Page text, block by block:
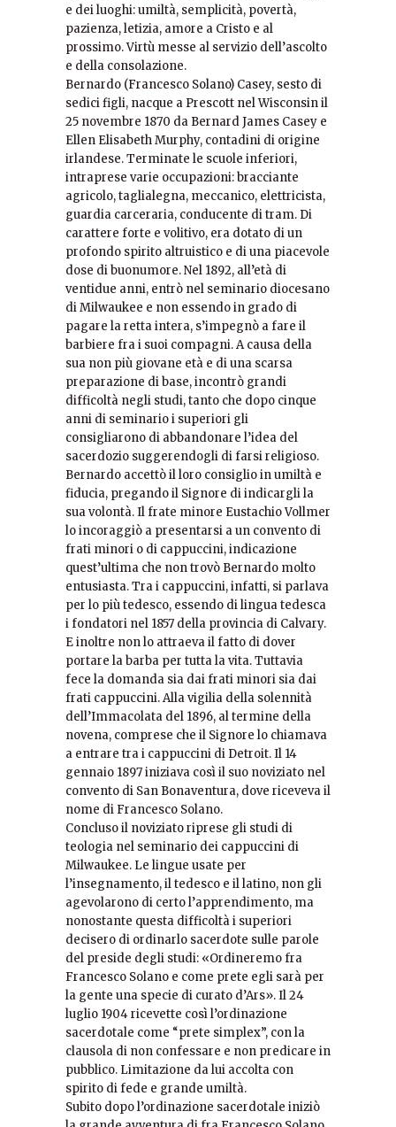
e dei luoghi: umiltà, semplicità, povertà,
pazienza, letizia, amore a Cristo e al
prossimo. Virtù messe al servizio dell’ascolto
e della consolazione.
Bernardo (Francesco Solano) Casey, sesto di
sedici figli, nacque a Prescott nel Wisconsin il
25 novembre 1870 da Bernard James Casey e
Ellen Elisabeth Murphy, contadini di origine
irlandese. Terminate le scuole inferiori,
intraprese varie occupazioni: bracciante
agricolo, taglialegna, meccanico, elettricista,
guardia carceraria, conducente di tram. Di
carattere forte e volitivo, era dotato di un
profondo spirito altruistico e di una piacevole
dose di buonumore. Nel 1892, all’età di
ventidue anni, entrò nel seminario diocesano
di Milwaukee e non essendo in grado di
pagare la retta intera, s’impegnò a fare il
barbiere fra i suoi compagni. A causa della
sua non più giovane età e di una scarsa
preparazione di base, incontrò grandi
difficoltà negli studi, tanto che dopo cinque
anni di seminario i superiori gli
consigliarono di abbandonare l’idea del
sacerdozio suggerendogli di farsi religioso.
Bernardo accettò il loro consiglio in umiltà e
fiducia, pregando il Signore di indicargli la
sua volontà. Il frate minore Eustachio Vollmer
lo incoraggiò a presentarsi a un convento di
frati minori o di cappuccini, indicazione
quest’ultima che non trovò Bernardo molto
entusiasta. Tra i cappuccini, infatti, si parlava
per lo più tedesco, essendo di lingua tedesca
i fondatori nel 1857 della provincia di Calvary.
E inoltre non lo attraeva il fatto di dover
portare la barba per tutta la vita. Tuttavia
fece la domanda sia dai frati minori sia dai
frati cappuccini. Alla vigilia della solennità
dell’Immacolata del 1896, al termine della
novena, comprese che il Signore lo chiamava
a entrare tra i cappuccini di Detroit. Il 14
gennaio 1897 iniziava così il suo noviziato nel
convento di San Bonaventura, dove riceveva il
nome di Francesco Solano.
Concluso il noviziato riprese gli studi di
teologia nel seminario dei cappuccini di
Milwaukee. Le lingue usate per
l’insegnamento, il tedesco e il latino, non gli
agevolarono di certo l’apprendimento, ma
nonostante questa difficoltà i superiori
decisero di ordinarlo sacerdote sulle parole
del preside degli studi: «Ordineremo fra
Francesco Solano e come prete egli sarà per
la gente una specie di curato d’Ars». Il 24
luglio 1904 ricevette così l’ordinazione
sacerdotale come “prete simplex”, con la
clausola di non confessare e non predicare in
pubblico. Limitazione da lui accolta con
spirito di fede e grande umiltà.
Subito dopo l’ordinazione sacerdotale iniziò